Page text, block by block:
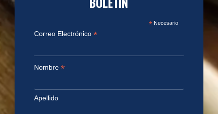
*Necesario
Correo Electrónico *
Nombre *
Apellido